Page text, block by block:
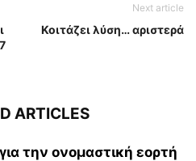
Next article
Κοιτάζει λύση… αριστερά
ARTICLES
την ονομαστική εορτή